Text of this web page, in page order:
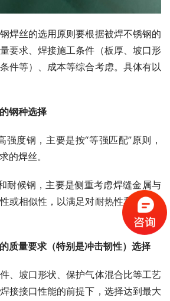
丝的选用原则要根据被焊不锈钢的
要求、焊接施工条件（板厚、坡口形
件等）、成本等综合考虑。具体有以
钢种选择
度钢，主要是按“等强匹配”原则，
的焊丝。
候钢，主要是侧重考虑焊缝金属与
或相似性，以满足对耐热性和耐腐蚀
质量要求（特别是冲击韧性）选择
坡口形状、保护气体混合比等工艺
接接口性能的前提下，选择达到最大